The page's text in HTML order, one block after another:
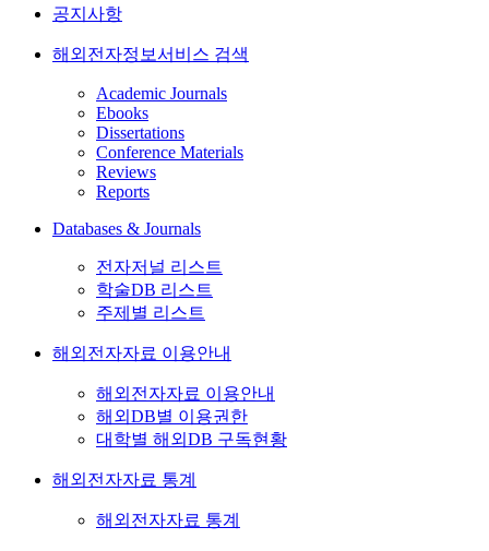
공지사항
해외전자정보서비스 검색
Academic Journals
Ebooks
Dissertations
Conference Materials
Reviews
Reports
Databases & Journals
전자저널 리스트
학술DB 리스트
주제별 리스트
해외전자자료 이용안내
해외전자자료 이용안내
해외DB별 이용권한
대학별 해외DB 구독현황
해외전자자료 통계
해외전자자료 통계